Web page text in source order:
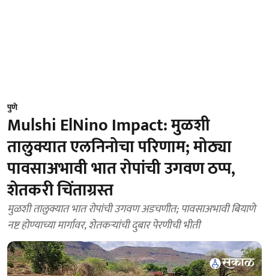
पुणे
Mulshi ElNino Impact: मुळशी
तालुक्यात एलनिनोचा परिणाम; मोठ्या
पावसाअभावी भात रोपांची उगवण ठप्प,
शेतकरी चिंताग्रस्त
मुळशी तालुक्यात भात रोपांची उगवण अडचणीत; पावसाअभावी बियाणे
नष्ट होण्याच्या मार्गावर, शेतकऱ्यांची दुबार पेरणीची भीती